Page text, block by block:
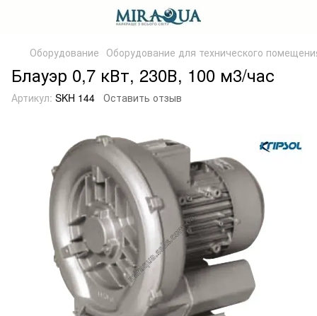
Оборудование Оборудование для технического
Блауэр 0,7 кВт, 230В, 100 м3/час
Артикул: SKH 144 Оставить отзыв